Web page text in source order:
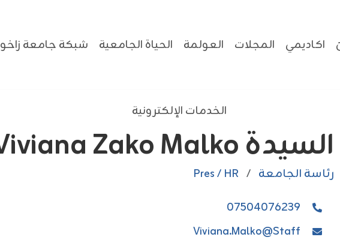
اكاديمي المجلات العولمة الحياة الجامعية شبكة جامعة زاخو
الخدمات الإلكترونية
السيدة Viviana Zako Malko
رئاسة الجامعة /
Pres / HR
07504076239
Viviana.Malko@staff